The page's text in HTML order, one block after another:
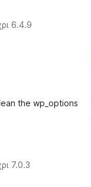
6.4.9
the wp_options
7.0.3